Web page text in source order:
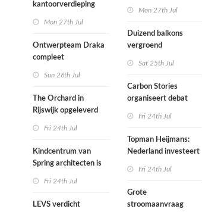
kantoorverdieping
hernieuwd in
Mon 27th Jul
Ontwerpteam Draka
compleet
Sun 26th Jul
The Orchard in
Rijswijk opgeleverd
Fri 24th Jul
Kindcentrum van
Spring architecten is
Fri 24th Jul
LEVS verdicht
kamerensemble
Mon 27th Jul
Duizend balkons
vergroend
Sat 25th Jul
Carbon Stories
organiseert debat
Fri 24th Jul
Topman Heijmans:
Nederland investeert
Fri 24th Jul
Grote
stroomaanvraag